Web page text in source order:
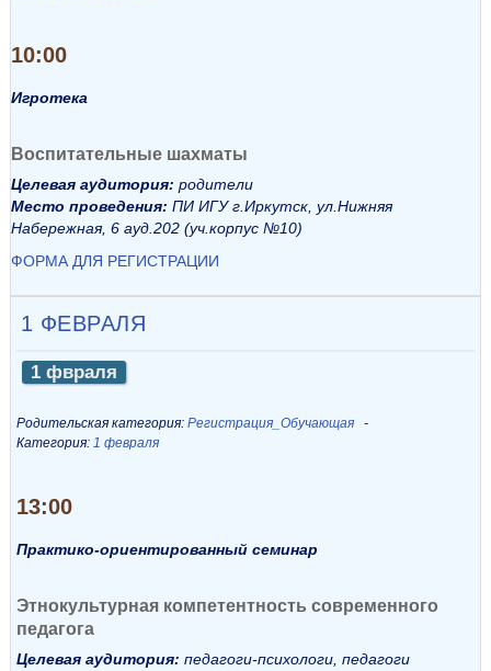
10:00
Игротека
Воспитательные шахматы
Целевая аудитория: родители
Место проведения: ПИ ИГУ г.Иркутск, ул.Нижняя
Набережная, 6 ауд.202 (уч.корпус №10)
ФОРМА ДЛЯ РЕГИСТРАЦИИ
1 ФЕВРАЛЯ
1 фвраля
Родительская категория: Регистрация_Обучающая
Категория: 1 февраля
13:00
Практико-ориентированный семинар
Этнокультурная компетентность современного
педагога
Целевая аудитория: педагоги-психологи, педагоги